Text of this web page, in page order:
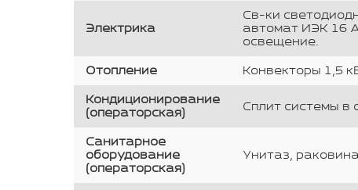
Электрика
Св-ки
автомат ИЭК 16
освещение.
Отопление Конвекторы 1,5
Кондиционирование
(операторская)
Сплит системы в
Санитарное
оборудование
(операторская)
Унитаз,